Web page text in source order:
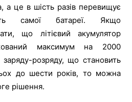
а це в шість разів перевищує
самої батареї. Якщо
що літієвий акумулятор
максимум на 2000
заряду-розряду, що становить
до шести років, то можна
рішення.